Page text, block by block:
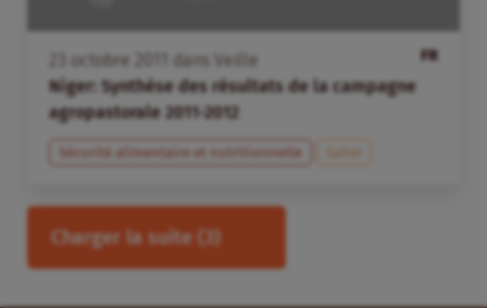
FR
octobre dans
Veille
Niger: Synthèse des résultats de la campagne
agropastorale 2011-2012
Sécurité alimentaire et nutritionnelle Sahel
Charger la suite (3)